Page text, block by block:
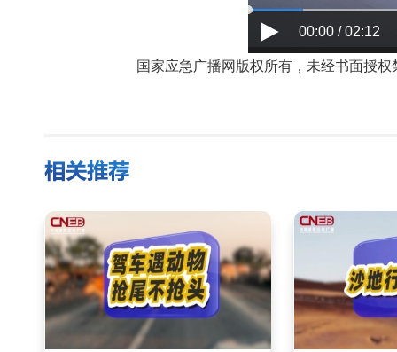
00:00 / 02:12
国家应急广播网版权所有，未经书面授权